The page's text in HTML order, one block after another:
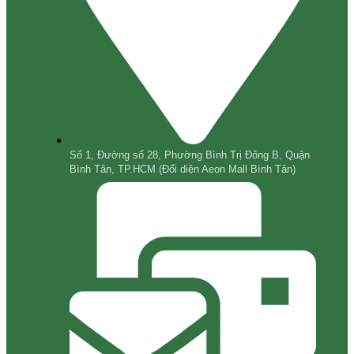
Số 1, Đường số 28, Phường Bình Trị Đông B, Quận
Bình Tân, TP.HCM (Đối diện Aeon Mall Bình Tân)